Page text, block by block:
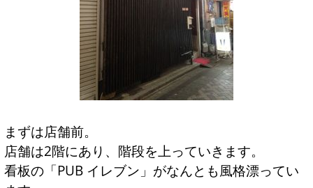
まずは店舗前。
店舗は2階にあり、階段を上っていきます。
看板の「PUB イレブン」がなんとも風格漂ってい